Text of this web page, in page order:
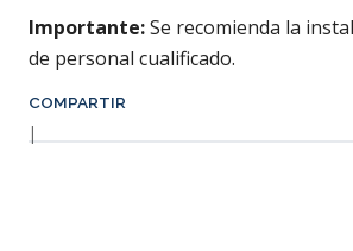
Importante:Se recomienda la
de personal cualificado.
COMPARTIR
|